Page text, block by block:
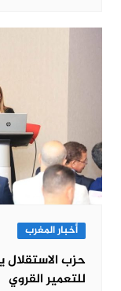
أخبار المغرب
حزب الاستقلال
للتعمير القروي